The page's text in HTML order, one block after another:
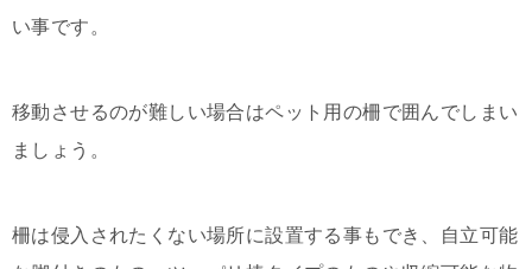
い事です。
移動させるのが難しい場合はペット用の柵で囲んでしまい
ましょう。
柵は侵入されたくない場所に設置する事もでき、自立可能